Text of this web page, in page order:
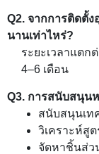
Q2. จากการติดตั้
นานเท่าไหร่?
ระยะเวลาแต
4–6 เดือน
Q3. การสนับสนุน
สนับสนุนเท
วิเคราะห์สู
จัดหาชิ้นส่ว